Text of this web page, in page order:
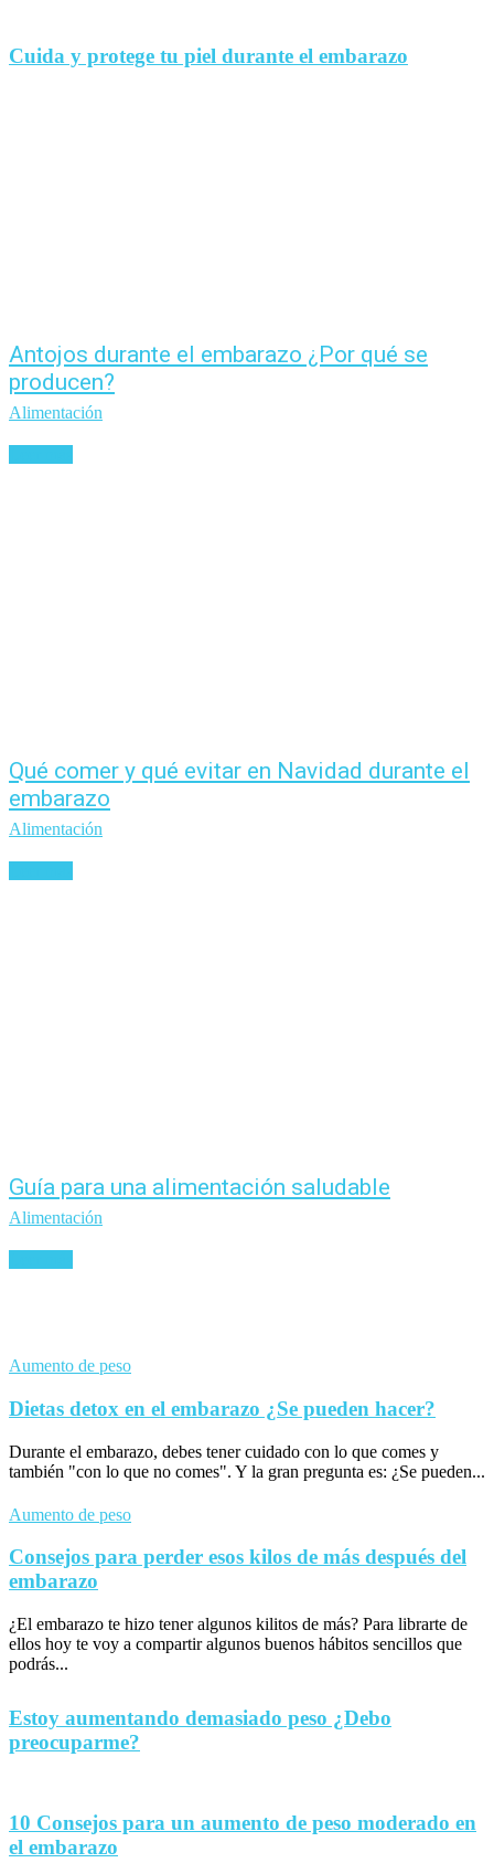
Cuida y protege tu piel durante el embarazo
Antojos durante el embarazo ¿Por qué se
producen?
Alimentación
Qué comer y qué evitar en Navidad durante el
embarazo
Alimentación
Guía para una alimentación saludable
Alimentación
Aumento de peso
Dietas detox en el embarazo ¿Se pueden hacer?
Durante el embarazo, debes tener cuidado con lo que comes y
también "con lo que no comes". Y la gran pregunta es: ¿Se pueden...
Aumento de peso
Consejos para perder esos kilos de más después del
embarazo
¿El embarazo te hizo tener algunos kilitos de más? Para librarte de
ellos hoy te voy a compartir algunos buenos hábitos sencillos que
podrás...
Estoy aumentando demasiado peso ¿Debo
preocuparme?
10 Consejos para un aumento de peso moderado en
el embarazo